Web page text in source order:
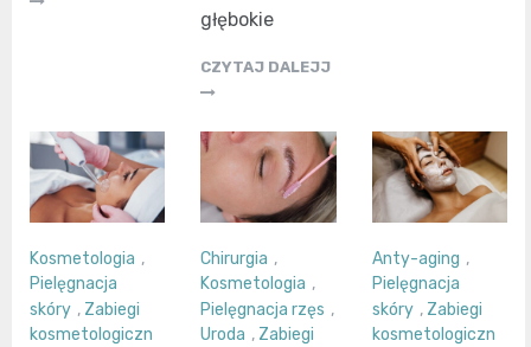
głębokie
CZYTAJ DALEJJ
Kosmetologia ,
Pielęgnacja
skóry , Zabiegi
kosmetologiczn
Chirurgia ,
Kosmetologia ,
Pielęgnacja rzęs ,
Uroda , Zabiegi
Anty-aging ,
Pielęgnacja
skóry , Zabiegi
kosmetologiczn